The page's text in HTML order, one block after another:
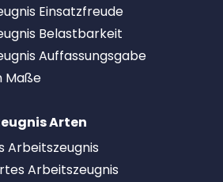
Einsatzfreude
Belastbarkeit
Auffassungsgabe
Maße
Arten
Arbeitszeugnis
Arbeitszeugnis